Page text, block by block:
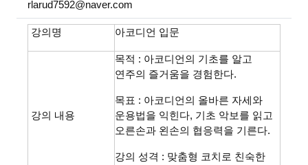
rlarud7592@naver.com
강의명 아코디언 입문
강의 내용
목적 : 아코디언의 기초를 알고
연주의 즐거움을 경험한다.
목표 : 아코디언의 올바른 자세와
운용법을 익힌다, 기초 악보를 읽고
오른손과 왼손의 협응력을 기른다.
강의 성격 : 맞춤형 코치로 친숙한